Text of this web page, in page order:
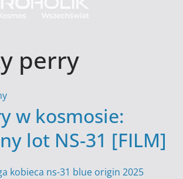
perry
w kosmosie:
lot NS-31 [FILM]